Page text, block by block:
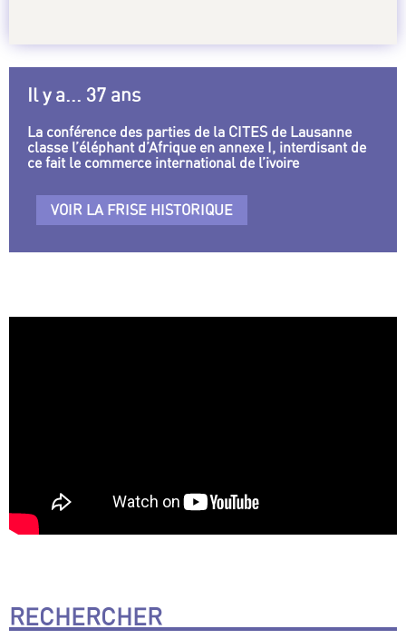
Il y a... 37 ans
La conférence des parties de la CITES de Lausanne
classe l’éléphant d’Afrique en annexe I, interdisant de
ce fait le commerce international de l’ivoire
VOIR LA FRISE HISTORIQUE
RECHERCHER